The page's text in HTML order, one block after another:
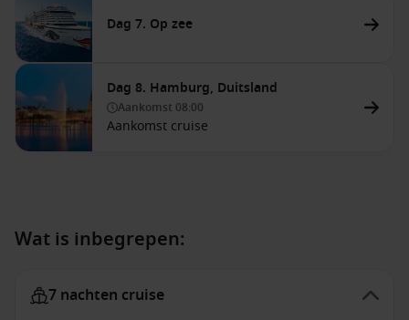
Dag 7. Op zee
Dag 8. Hamburg, Duitsland
Aankomst 08:00
Aankomst cruise
Wat is inbegrepen:
7 nachten cruise